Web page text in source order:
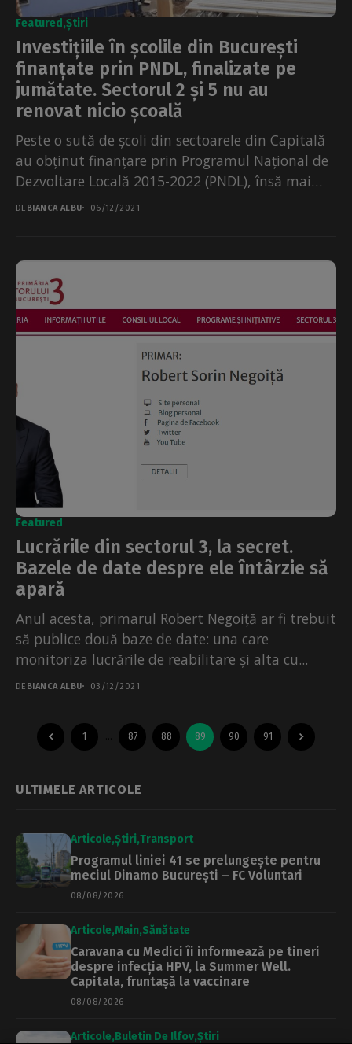
Featured Știri
Investițiile în școlile din București
finanțate prin PNDL, finalizate pe
jumătate. Sectorul 2 și 5 nu au
renovat nicio școală
Peste o sută de școli din sectoarele din Capitală
au obținut finanțare prin Programul Național de
Dezvoltare Locală 2015-2022 (PNDL), însă mai
puțin...
DE BIANCA ALBU 06/12/2021
Featured
Lucrările din sectorul 3, la secret.
Bazele de date despre ele întârzie să
apară
Anul acesta, primarul Robert Negoiță ar fi trebuit
să publice două baze de date: una care
monitoriza lucrările de reabilitare și alta cu...
DE BIANCA ALBU 03/12/2021
1 87 88 89 90 91
ULTIMELE ARTICOLE
Articole Știri Transport
Programul liniei 41 se prelungește pentru
meciul Dinamo București – FC Voluntari
08/08/2026
Articole Main Sănătate
Caravana cu Medici îi informează pe tineri
despre infecția HPV, la Summer Well.
Capitala, fruntașă la vaccinare
08/08/2026
Articole Buletin De Ilfov Știri